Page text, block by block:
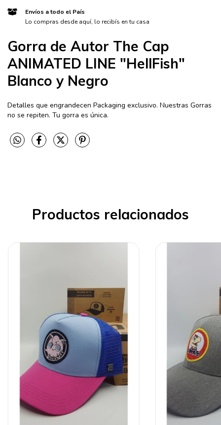
Envíos a todo el País
Lo compras desde aquí, lo recibís en tu casa
Gorra de Autor The Cap
ANIMATED LINE "HellFish"
Blanco y Negro
Detalles que engrandecen Packaging exclusivo. Nuestras Gorras
no se repiten. Tu gorra es única.
Productos relacionados